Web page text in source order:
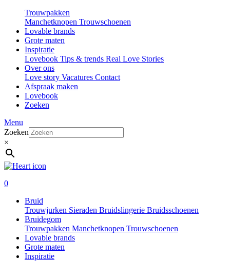
Trouwpakken
Manchetknopen Trouwschoenen
Lovable brands
Grote maten
Inspiratie
Lovebook Tips & trends Real Love Stories
Over ons
Love story Vacatures Contact
Afspraak maken
Lovebook
Zoeken
Menu
Zoeken
×
0
Bruid
Trouwjurken Sieraden Bruidslingerie Bruidsschoenen
Bruidegom
Trouwpakken Manchetknopen Trouwschoenen
Lovable brands
Grote maten
Inspiratie